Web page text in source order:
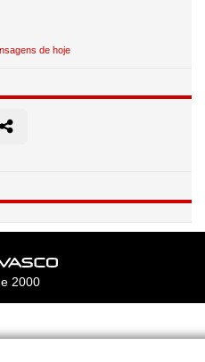
de hoje
2000